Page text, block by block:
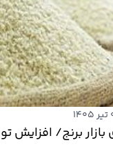
برنج/ افزایش